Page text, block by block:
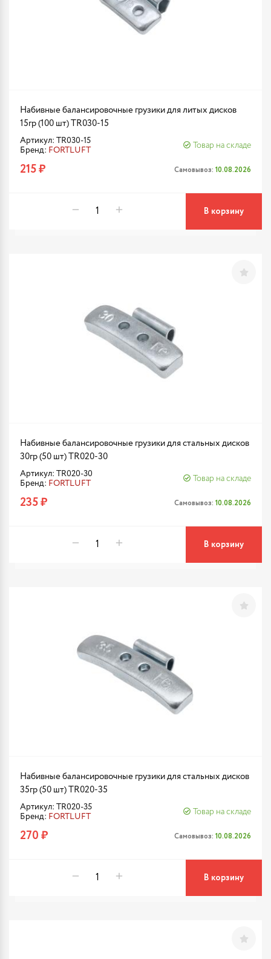
Набивные балансировочные грузики для литых дисков
15гр (100 шт) TR030-15
Артикул: TR030-15
Бренд: FORTLUFT
Товар на складе
215 ₽ Самовывоз: 10.08.2026
В корзину
Набивные балансировочные грузики для стальных дисков
30гр (50 шт) TR020-30
Артикул: TR020-30
Бренд: FORTLUFT
Товар на складе
235 ₽ Самовывоз: 10.08.2026
В корзину
Набивные балансировочные грузики для стальных дисков
35гр (50 шт) TR020-35
Артикул: TR020-35
Бренд: FORTLUFT
Товар на складе
270 ₽ Самовывоз: 10.08.2026
В корзину